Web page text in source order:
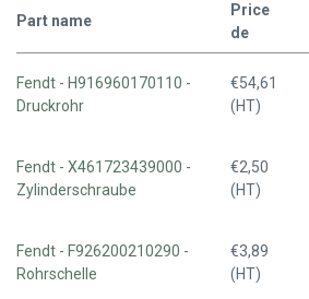
Part name
Price
de
Fendt - H916960170110 -
Druckrohr
€54,61
(HT)
Fendt - X461723439000 -
Zylinderschraube
€2,50
(HT)
Fendt - F926200210290 -
Rohrschelle
€3,89
(HT)